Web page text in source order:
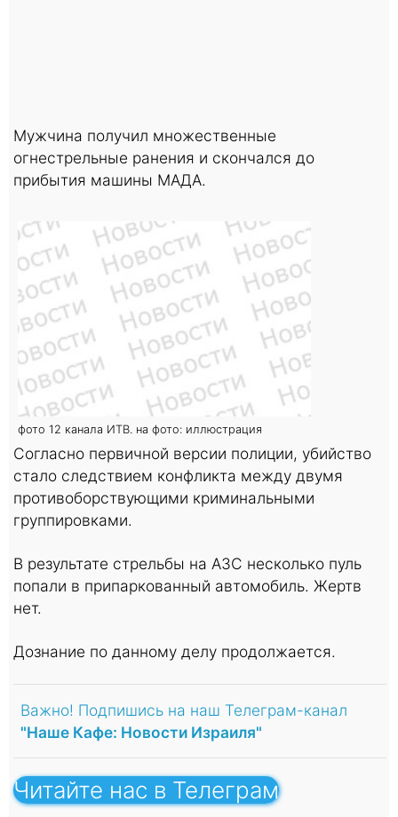
Мужчина получил множественные
огнестрельные ранения и скончался до
прибытия машины МАДА.
фото 12 канала ИТВ. на фото: иллюстрация
Согласно первичной версии полиции, убийство
стало следствием конфликта между двумя
противоборствующими криминальными
группировками.
В результате стрельбы на АЗС несколько пуль
попали в припаркованный автомобиль. Жертв
нет.
Дознание по данному делу продолжается.
Важно! Подпишись на наш Телеграм-канал
"Наше Кафе: Новости Израиля"
Читайте нас в Телеграм